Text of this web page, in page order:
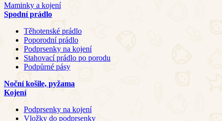
Maminky a kojení
Spodní prádlo
Těhotenské prádlo
Poporodní prádlo
Podprsenky na kojení
Stahovací prádlo po porodu
Podpůrné pásy
Noční košile, pyžama
Kojení
Podprsenky na kojení
Vložky do podprsenky